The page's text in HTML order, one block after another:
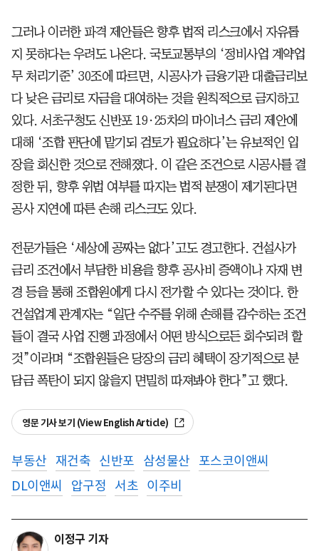
그러나 이러한 파격 제안들은 향후 법적 리스크에서 자유롭
지 못하다는 우려도 나온다. 국토교통부의 ‘정비사업 계약업
무 처리기준’ 30조에 따르면, 시공사가 금융기관 대출금리보
다 낮은 금리로 자금을 대여하는 것을 원칙적으로 금지하고
있다. 서초구청도 신반포 19·25차의 마이너스 금리 제안에
대해 ‘조합 판단에 맡기되 검토가 필요하다’는 유보적인 입
장을 회신한 것으로 전해졌다. 이 같은 조건으로 시공사를 결
정한 뒤, 향후 위법 여부를 따지는 법적 분쟁이 제기된다면
공사 지연에 따른 손해 리스크도 있다.
전문가들은 ‘세상에 공짜는 없다’고도 경고한다. 건설사가
금리 조건에서 부담한 비용을 향후 공사비 증액이나 자재 변
경 등을 통해 조합원에게 다시 전가할 수 있다는 것이다. 한
건설업계 관계자는 “일단 수주를 위해 손해를 감수하는 조건
들이 결국 사업 진행 과정에서 어떤 방식으로든 회수되려 할
것”이라며 “조합원들은 당장의 금리 혜택이 장기적으로 분
담금 폭탄이 되지 않을지 면밀히 따져봐야 한다”고 했다.
영문 기사 보기 (View English Article)
부동산 재건축 신반포 삼성물산
포스코이앤씨
DL이앤씨
압구정 서초 이주비
이정구 기자